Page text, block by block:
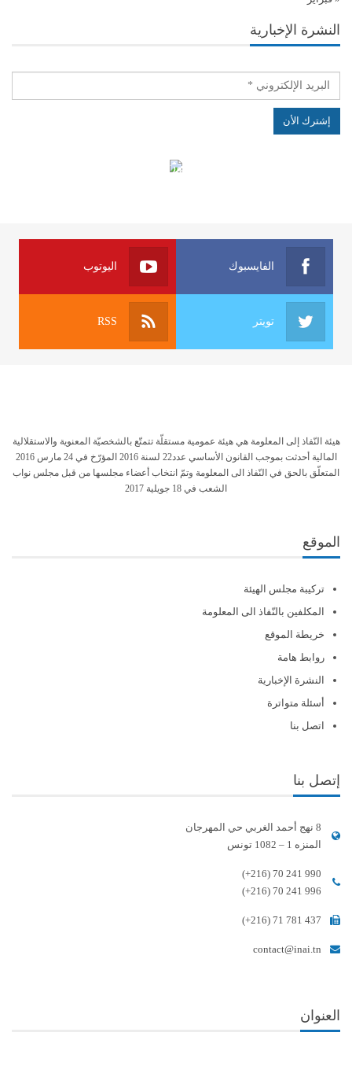
النشرة الإخبارية
الهياكل الخاضعة لقانون النفاذ إلى المعلومة
الفايسبوك اليوتوب
تويتر RSS
هيئة النّفاذ إلى المعلومة هي هيئة عمومية مستقلّة تتمتّع بالشخصيّة المعنوية والاستقلالية
المالية أحدثت بموجب القانون الأساسي عدد22 لسنة 2016 المؤرّخ في 24 مارس 2016
المتعلّق بالحق في النّفاذ الى المعلومة وتمّ انتخاب أعضاء مجلسها من قبل مجلس نواب
الشعب في 18 جويلية 2017
الموقع
تركيبة مجلس الهيئة
المكلفين بالنّفاذ الى المعلومة
خريطة الموقع
روابط هامة
النشرة الإخبارية
أسئلة متواترة
اتصل بنا
إتصل بنا
8 نهج أحمد الغربي حي المهرجان
المنزه 1 – 1082 تونس
(+216) 70 241 990
(+216) 70 241 996
(+216) 71 781 437
contact@inai.tn
العنوان